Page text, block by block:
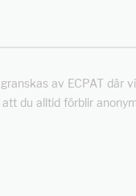
av ECPAT där
du alltid förblir